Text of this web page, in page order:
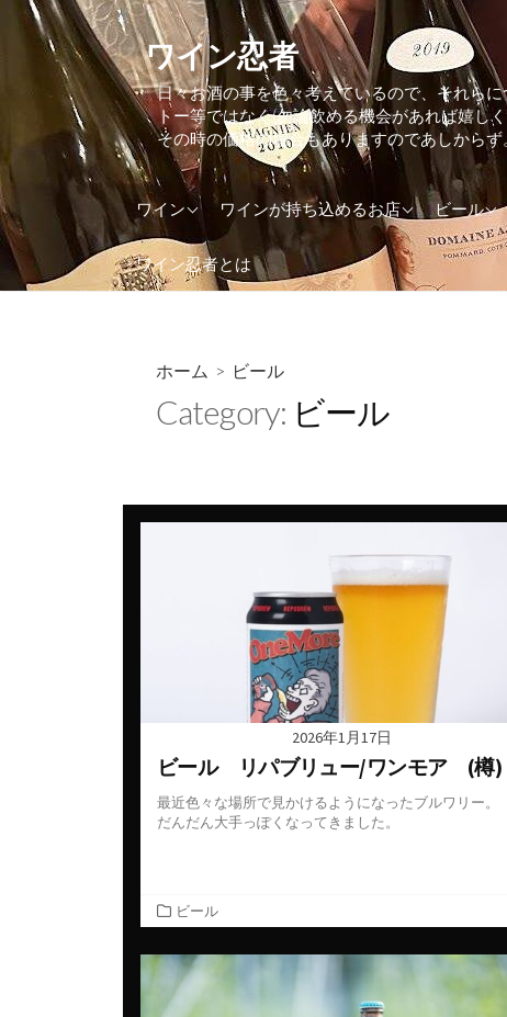
へ
ス
キ
ッ
プ
ワイン忍者
日々お酒の事を色々考えているので、それら
トー等ではなく(勿論飲める機会があれば嬉し
その時の価格の場合もありますのであしから
ワイン
アメリカ
アルゼンチン
イギリス(UK)
インド
ウクライナ
カナダ
シリア・アラブ共和国
タイ
チェコ共和国
チリ
ハンガリー
フランス
アルザス
コート・デュ・ローヌ
ベルギー
ワインが持ち込めるお店
東京都
大阪府
神奈川県
ビール
アイルラ
アメリカ
イギリス
スウェー
スペイン
タイ
チェコ
デンマー
ドイツ
ニュー
ノルウェ
メキシコ
ロシア
ワイン忍者とは
ホーム > ビール
Category: ビール
2026年1月17日
ビール リパブリュー/ワンモア (樽)
最近色々な場所で見かけるようになったブルワリー。
だんだん大手っぽくなってきました。
カ
テ
ゴ
リ
ー
ビール